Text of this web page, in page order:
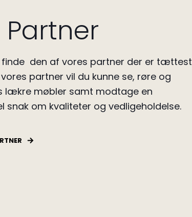
Partner
finde den af vores partner der er tættest
partner vil du kunne se, røre og
lækre møbler samt modtage en
snak om kvaliteter og vedligeholdelse.